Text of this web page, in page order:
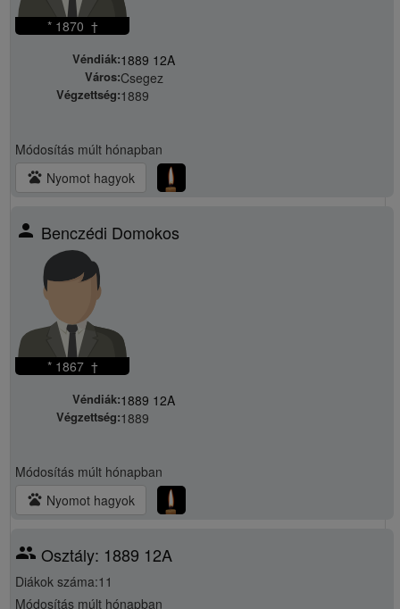
* 1870 †
Véndiák:1889 12A
Város:Csegez
Végzettség:1889
Módosítás múlt hónapban
pets Nyomot hagyok
person Benczédi Domokos
* 1867 †
Véndiák:1889 12A
Végzettség:1889
Módosítás múlt hónapban
pets Nyomot hagyok
group Osztály: 1889 12A
Diákok száma:11
Módosítás múlt hónapban